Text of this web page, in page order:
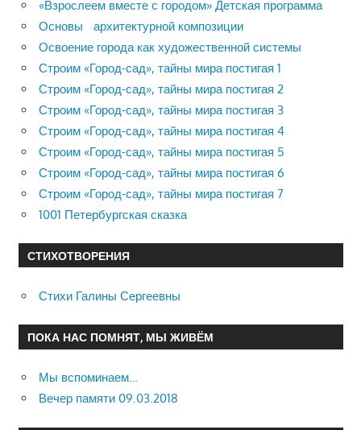
«Взрослеем вместе с городом» Детская программа
Основы архитектурной композиции
Освоение города как художественной системы
Строим «Город-сад», тайны мира постигая 1
Строим «Город-сад», тайны мира постигая 2
Строим «Город-сад», тайны мира постигая 3
Строим «Город-сад», тайны мира постигая 4
Строим «Город-сад», тайны мира постигая 5
Строим «Город-сад», тайны мира постигая 6
Строим «Город-сад», тайны мира постигая 7
1001 Петербургская сказка
СТИХОТВОРЕНИЯ
Стихи Галины Сергеевны
ПОКА НАС ПОМНЯТ, МЫ ЖИВЁМ
Мы вспоминаем…
Вечер памяти 09.03.2018